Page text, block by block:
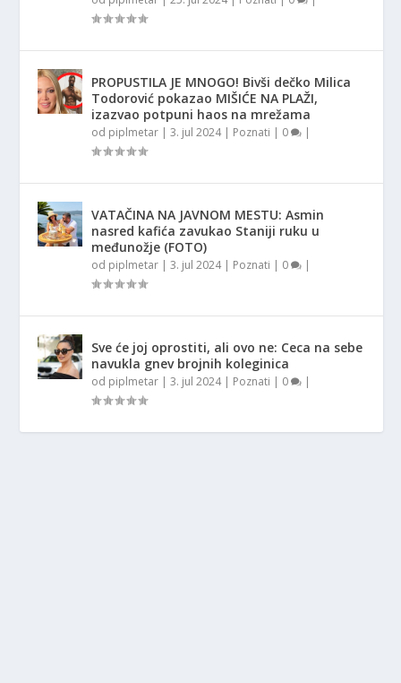
PROPUSTILA JE MNOGO! Bivši dečko Milica
Todorović pokazao MIŠIĆE NA PLAŽI,
izazvao potpuni haos na mrežama
od piplmetar |3. jul 2024| Poznati | 0 |
VATAČINA NA JAVNOM MESTU: Asmin
nasred kafića zavukao Staniji ruku u
međunožje (FOTO)
od piplmetar |3. jul 2024| Poznati | 0 |
Sve će joj oprostiti, ali ovo ne: Ceca na sebe
navukla gnev brojnih koleginica
od piplmetar |3. jul 2024| Poznati | 0 |